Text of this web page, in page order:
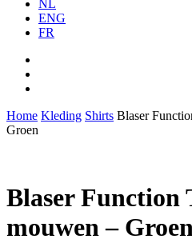
NL
ENG
FR
Home Kleding Shirts Blaser
Groen
Blaser Function
mouwen –